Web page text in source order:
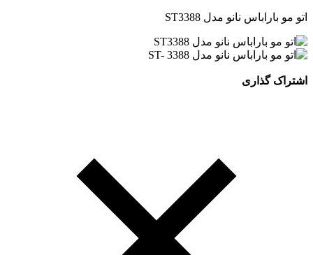
اتو مو باراباس نانو مدل ST3388
اشتراک گذاری